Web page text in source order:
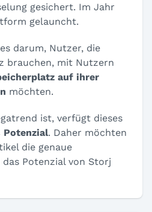
gesichert. Im Jahr
gelauncht.
darum, Nutzer, die
brauchen, mit Nutzern
auf ihrer
möchten.
ist, verfügt dieses
Potenzial. Daher möchten
die genaue
Potenzial von Storj